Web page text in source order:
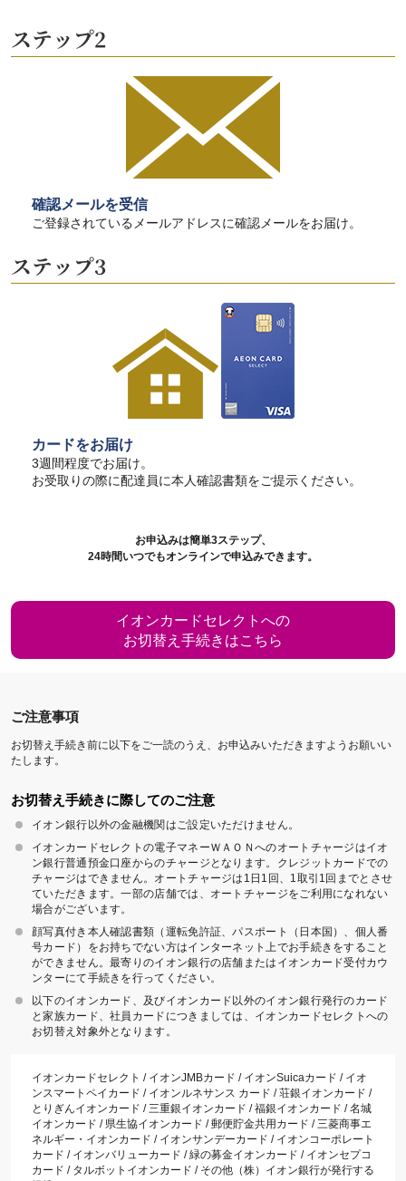
確認メールを受信
ご登録されているメールアドレスに確認メールをお届け。
カードをお届け
3週間程度でお届け。
お受取りの際に配達員に本人確認書類をご提示ください。
お申込みは簡単3ステップ、
24時間いつでもオンラインで申込みできます。
イオンカードセレクトへの
お切替え手続きはこちら
ご注意事項
お切替え手続き前に以下をご一読のうえ、お申込みいただきますようお願いい
たします。
お切替え手続きに際してのご注意
イオン銀行以外の金融機関はご設定いただけません。
イオンカードセレクトの電子マネーＷＡＯＮへのオートチャージはイオ
ン銀行普通預金口座からのチャージとなります。クレジットカードでの
チャージはできません。オートチャージは1日1回、1取引1回までとさせ
ていただきます。一部の店舗では、オートチャージをご利用になれない
場合がございます。
顔写真付き本人確認書類（運転免許証、パスポート（日本国）、個人番
号カード）をお持ちでない方はインターネット上でお手続きをすること
ができません。最寄りのイオン銀行の店舗またはイオンカード受付カウ
ンターにて手続きを行ってください。
以下のイオンカード、及びイオンカード以外のイオン銀行発行のカード
と家族カード、社員カードにつきましては、イオンカードセレクトへの
お切替え対象外となります。
イオンカードセレクト / イオンJMBカード / イオンSuicaカード / イオ
ンスマートペイカード / イオンルネサンス カード / 荘銀イオンカード /
とりぎんイオンカード / 三重銀イオンカード / 福銀イオンカード / 名城
イオンカード / 県生協イオンカード / 郵便貯金共用カード / 三菱商事エ
ネルギー・イオンカード / イオンサンデーカード / イオンコーポレート
カード / イオンバリューカード / 緑の募金イオンカード / イオンセプコ
カード / タルボットイオンカード / その他（株）イオン銀行が発行する